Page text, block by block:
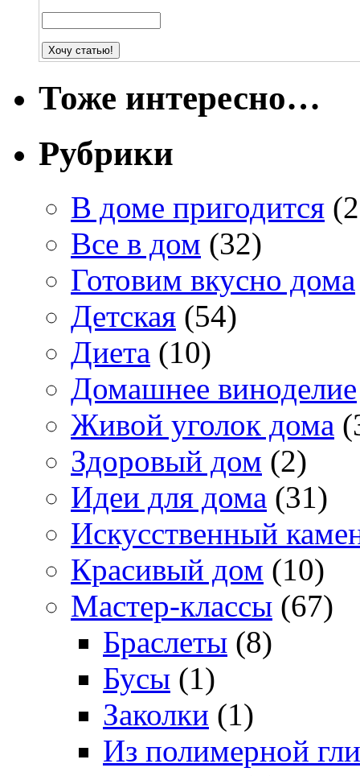
Тоже интересно…
Рубрики
В доме пригодится
Все в дом (32)
Готовим вкусно дома
Детская (54)
Диета (10)
Домашнее виноделие
Живой уголок дома
Здоровый дом (2)
Идеи для дома (31)
Искусственный
Красивый дом (10)
Мастер-классы (67)
Браслеты (8)
Бусы (1)
Заколки (1)
Из полимерной